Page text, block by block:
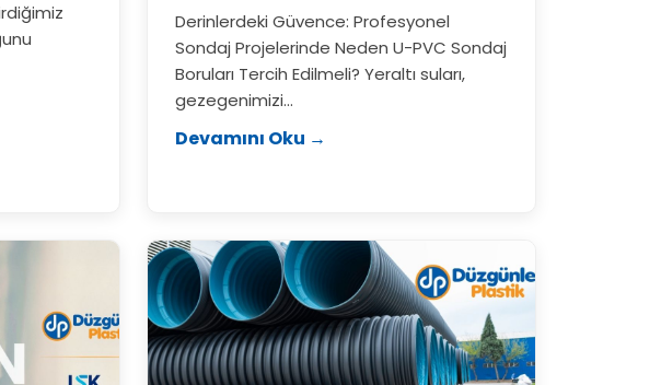
Derinlerdeki Güvence: Profesyonel
Sondaj Projelerinde Neden U-PVC Sondaj
Boruları Tercih Edilmeli? Yeraltı suları,
gezegenimizi...
Devamını Oku →